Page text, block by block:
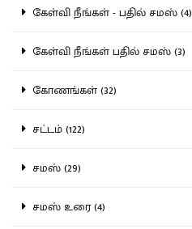
கேள்வி நீங்கள் - பதில் சமஸ் (4)
கேள்வி நீங்கள் பதில் சமஸ் (3)
கோணங்கள் (32)
சட்டம் (122)
சமஸ் (29)
சமஸ் உரை (4)